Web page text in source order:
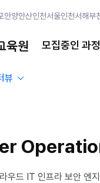
안양안산인천서울인천서해부
모집중인 과정
뷰
우드 IT 인프라 보안 엔